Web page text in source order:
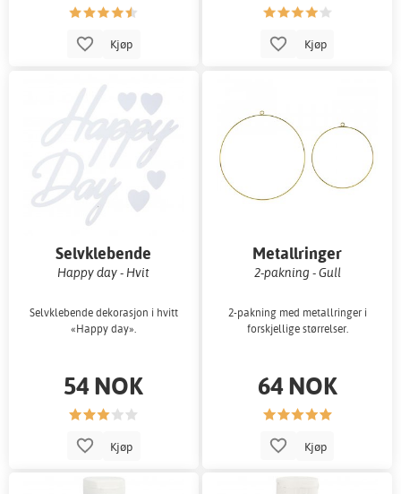
Kjøp Kjøp
Selvklebende
dekorasjon
Happy day - Hvit
Selvklebende dekorasjon i hvitt
«Happy day».
54 NOK
Kjøp
Metallringer
2-pakning - Gull
2-pakning med metallringer i
forskjellige størrelser.
64 NOK
Kjøp